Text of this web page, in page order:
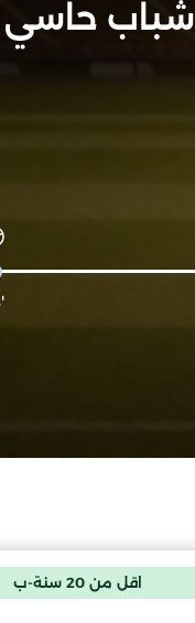
شباب
'78
اقل من 20 سنة-ب